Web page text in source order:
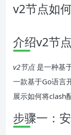
v2节点如
介绍v2节
v2节点是一种基
一款基于Go语言
展示如何将clash
步骤一：